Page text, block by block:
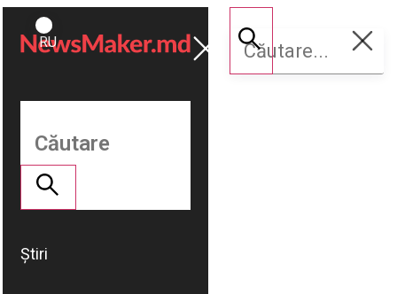
ROMÂNĂ
RU
Susține
NM
Știri